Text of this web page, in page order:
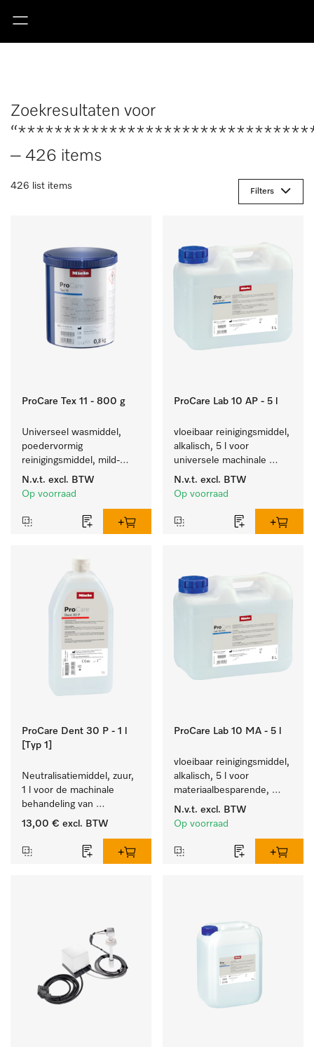
Zoekresultaten voor
– 426 items
426 list items
Filters
ProCare Tex 11 - 800 g
Universeel wasmiddel,
poedervormig
reinigingsmiddel, mild-
alkalisch, 800 kg voor het
reinigen van wit wasgoed
N.v.t. excl. BTW
Op voorraad
ProCare Lab 10 AP - 5 l
vloeibaar reinigingsmiddel,
alkalisch, 5 l voor
universele machinale
reiniging van
laboratoriumglaswerk en -
N.v.t. excl. BTW
Op voorraad
ProCare Dent 30 P - 1 l
[Typ 1]
Neutralisatiemiddel, zuur,
1 l voor de machinale
behandeling van
tandheelkundige
13,00 € excl. BTW
ProCare Lab 10 MA - 5 l
vloeibaar reinigingsmiddel,
alkalisch, 5 l voor
materiaalbesparende,
machinale reiniging van
laboratoriumglasw. en -
N.v.t. excl. BTW
Op voorraad